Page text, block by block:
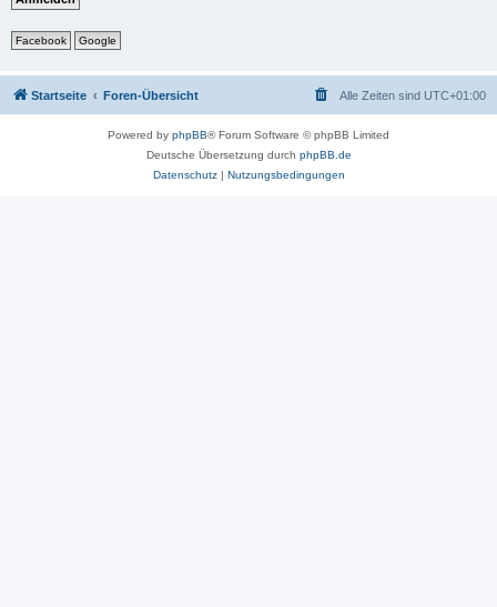
Facebook Google
Startseite Foren-Übersicht Alle Zeiten sind UTC+01:00
Powered by phpBB® Forum Software © phpBB Limited
Deutsche Übersetzung durch phpBB.de
Datenschutz| Nutzungsbedingungen